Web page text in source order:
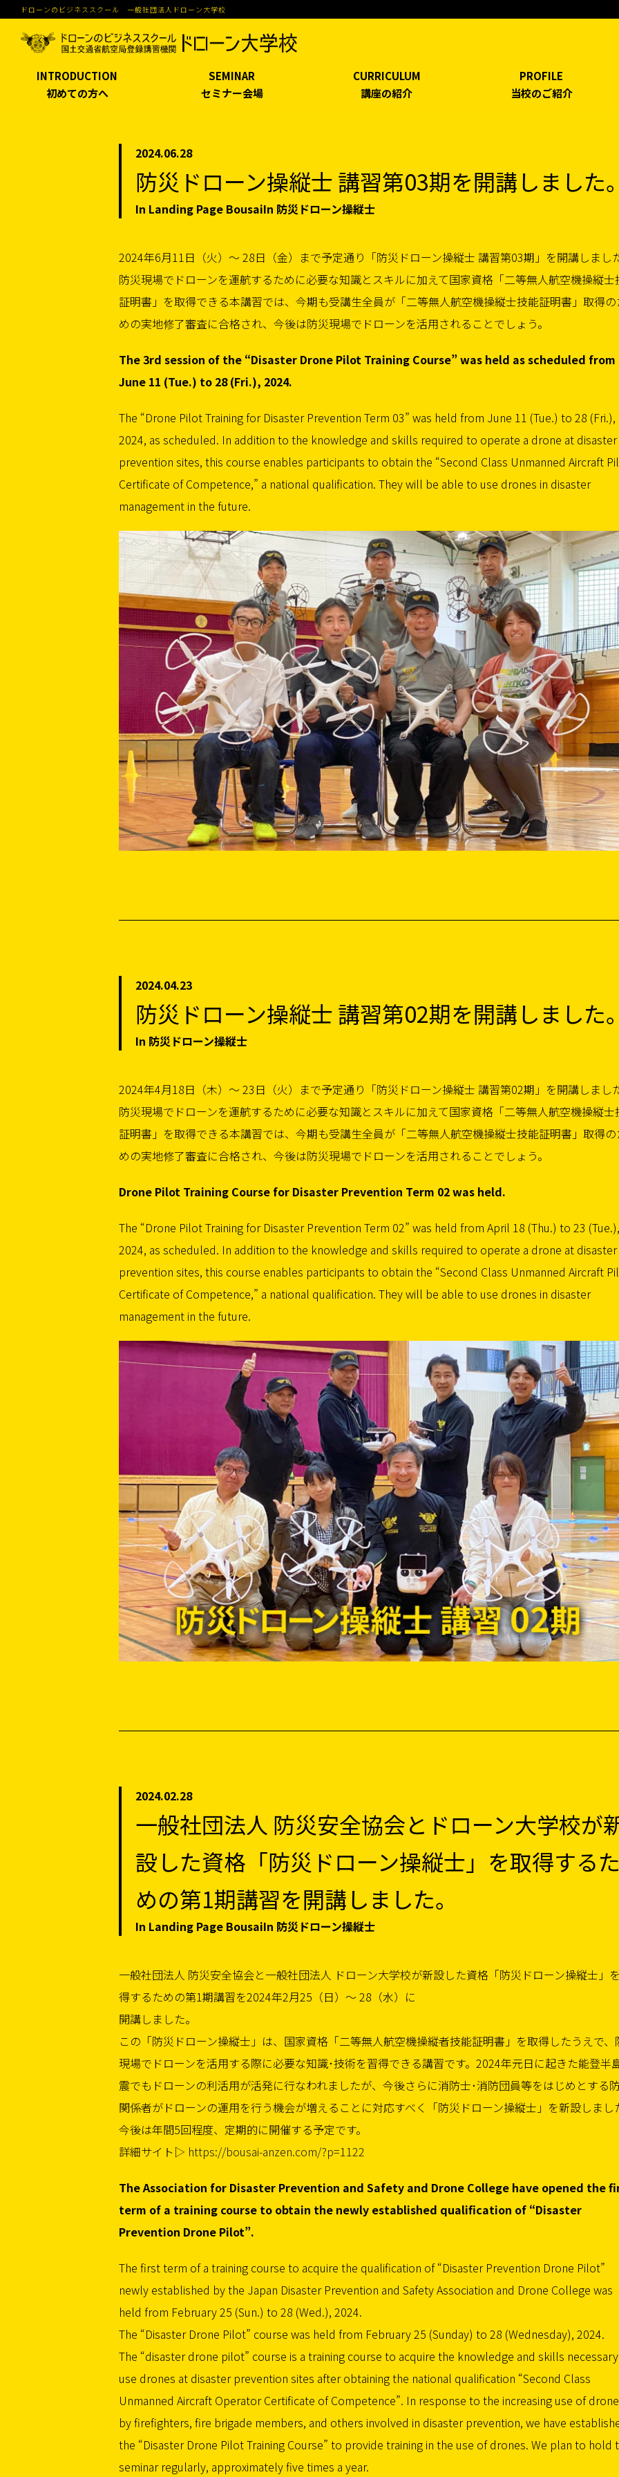
ドローンのビジネススクール 一般社団法人ドローン大学校
INTRODUCTION
初めての方へ
SEMINAR
セミナー会場
CURRICULUM
講座の紹介
PROFILE
当校のご紹介
2024.06.28
防災ドローン操縦士 講習第03期を開講しました
In Landing Page BousaiIn 防災ドローン操縦士
2024年6月11日（火）〜 28日（金）まで予定通り「防災ドローン操縦士 講習第03期」を開講しまし
防災現場でドローンを運航するために必要な知識とスキルに加えて国家資格「二等無人航空機操縦士
証明書」を取得できる本講習では、今期も受講生全員が「二等無人航空機操縦士技能証明書」取得
めの実地修了審査に合格され、今後は防災現場でドローンを活用されることでしょう。
The 3rd session of the “Disaster Drone Pilot Training Course” was held as scheduled from
June 11 (Tue.) to 28 (Fri.), 2024.
The “Drone Pilot Training for Disaster Prevention Term 03” was held from June 11 (Tue.) to 28 (Fri.),
2024, as scheduled. In addition to the knowledge and skills required to operate a drone at disaster
prevention sites, this course enables participants to obtain the “Second Class Unmanned Aircraft
Certificate of Competence,” a national qualification. They will be able to use drones in disaster
management in the future.
2024.04.23
防災ドローン操縦士 講習第02期を開講しました
In 防災ドローン操縦士
2024年4月18日（木）〜 23日（火）まで予定通り「防災ドローン操縦士 講習第02期」を開講しまし
防災現場でドローンを運航するために必要な知識とスキルに加えて国家資格「二等無人航空機操縦士
証明書」を取得できる本講習では、今期も受講生全員が「二等無人航空機操縦士技能証明書」取得
めの実地修了審査に合格され、今後は防災現場でドローンを活用されることでしょう。
Drone Pilot Training Course for Disaster Prevention Term 02 was held.
The “Drone Pilot Training for Disaster Prevention Term 02” was held from April 18 (Thu.) to 23 (Tue.),
2024, as scheduled. In addition to the knowledge and skills required to operate a drone at disaster
prevention sites, this course enables participants to obtain the “Second Class Unmanned Aircraft
Certificate of Competence,” a national qualification. They will be able to use drones in disaster
management in the future.
2024.02.28
一般社団法人 防災安全協会とドローン大学校が
設した資格「防災ドローン操縦士」を取得する
めの第1期講習を開講しました。
In Landing Page BousaiIn 防災ドローン操縦士
一般社団法人 防災安全協会と一般社団法人 ドローン大学校が新設した資格「防災ドローン操縦士」
得するための第1期講習を2024年2月25（日）〜 28（水）に
開講しました。
この「防災ドローン操縦士」は、国家資格「二等無人航空機操縦者技能証明書」を取得したうえで、
現場でドローンを活用する際に必要な知識･技術を習得できる講習です。2024年元日に起きた能登半
震でもドローンの利活用が活発に行なわれましたが、今後さらに消防士･消防団員等をはじめとする
関係者がドローンの運用を行う機会が増えることに対応すべく「防災ドローン操縦士」を新設しまし
今後は年間5回程度、定期的に開催する予定です。
詳細サイト▷ https://bousai-anzen.com/?p=1122
The Association for Disaster Prevention and Safety and Drone College have opened the
term of a training course to obtain the newly established qualification of “Disaster
Prevention Drone Pilot”.
The first term of a training course to acquire the qualification of “Disaster Prevention Drone Pilot”
newly established by the Japan Disaster Prevention and Safety Association and Drone College was
held from February 25 (Sun.) to 28 (Wed.), 2024.
The “Disaster Drone Pilot” course was held from February 25 (Sunday) to 28 (Wednesday), 2024.
The “disaster drone pilot” course is a training course to acquire the knowledge and skills
use drones at disaster prevention sites after obtaining the national qualification “Second Class
Unmanned Aircraft Operator Certificate of Competence”. In response to the increasing use of
by firefighters, fire brigade members, and others involved in disaster prevention, we have
the “Disaster Drone Pilot Training Course” to provide training in the use of drones. We plan to hold
seminar regularly, approximately five times a year.